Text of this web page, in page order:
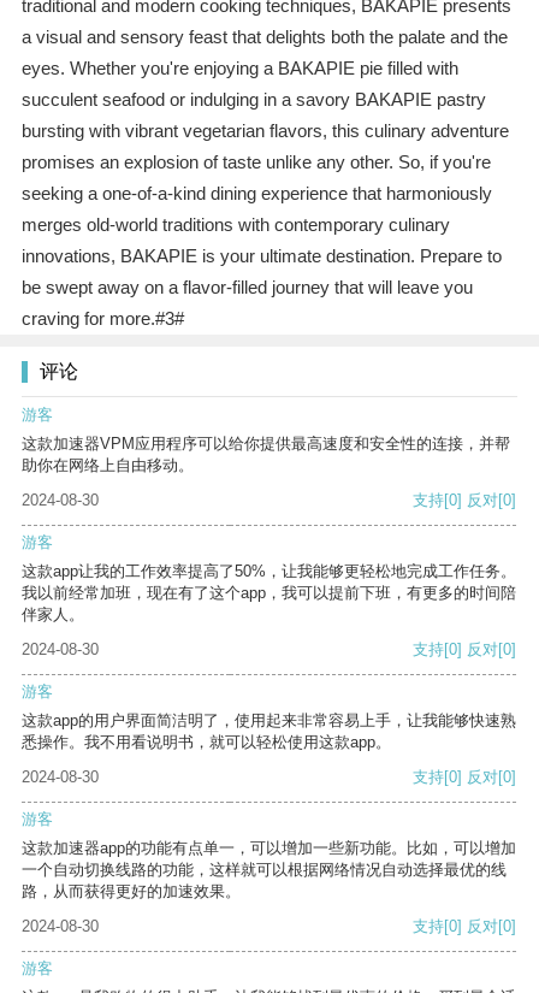
traditional and modern cooking techniques, BAKAPIE presents
a visual and sensory feast that delights both the palate and the
eyes. Whether you're enjoying a BAKAPIE pie filled with
succulent seafood or indulging in a savory BAKAPIE pastry
bursting with vibrant vegetarian flavors, this culinary adventure
promises an explosion of taste unlike any other. So, if you're
seeking a one-of-a-kind dining experience that harmoniously
merges old-world traditions with contemporary culinary
innovations, BAKAPIE is your ultimate destination. Prepare to
be swept away on a flavor-filled journey that will leave you
craving for more.#3#
评论
游客
这款加速器VPM应用程序可以给你提供最高速度和安全性的连接，并帮
助你在网络上自由移动。
2024-08-30
支持[0] 反对[0]
游客
这款app让我的工作效率提高了50%，让我能够更轻松地完成工作任务。
我以前经常加班，现在有了这个app，我可以提前下班，有更多的时间陪
伴家人。
2024-08-30
支持[0] 反对[0]
游客
这款app的用户界面简洁明了，使用起来非常容易上手，让我能够快速熟
悉操作。我不用看说明书，就可以轻松使用这款app。
2024-08-30
支持[0] 反对[0]
游客
这款加速器app的功能有点单一，可以增加一些新功能。比如，可以增加
一个自动切换线路的功能，这样就可以根据网络情况自动选择最优的线
路，从而获得更好的加速效果。
2024-08-30
支持[0] 反对[0]
游客